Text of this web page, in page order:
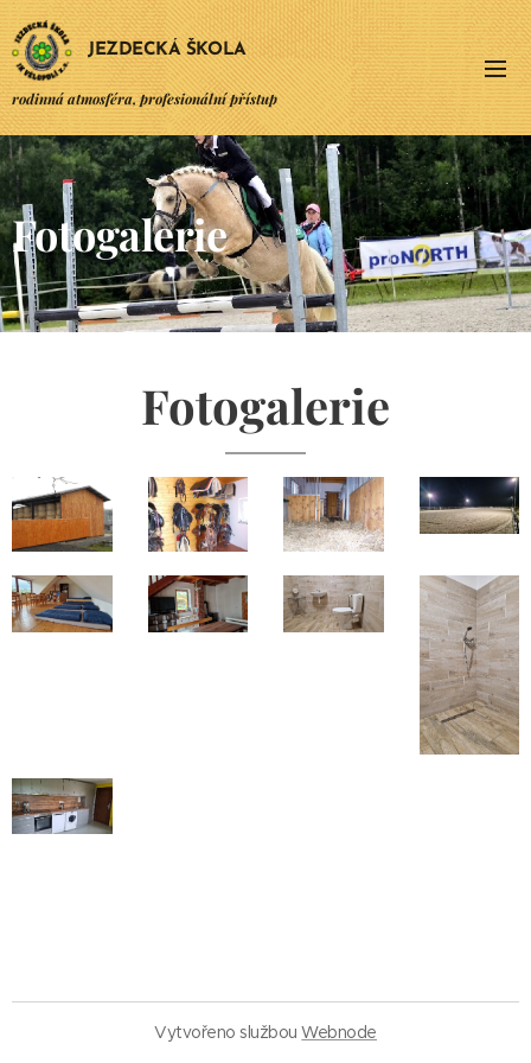
JEZDECKÁ ŠKOLA
rodinná atmosféra, profesionální přístup
Fotogalerie
Fotogalerie
Vytvořeno službouWebnode